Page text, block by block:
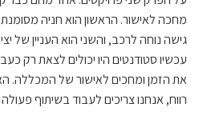
מחכה לאישור. הראשון הוא חניה
גישה נוחה לרכב, והשני הוא העניין של
עכשיו סטודנטים היו יכולים לצאת רק
את הזמן ומחכים לאישור של המכללה.
רווח, אנחנו צריכים לעבוד בשיתוף